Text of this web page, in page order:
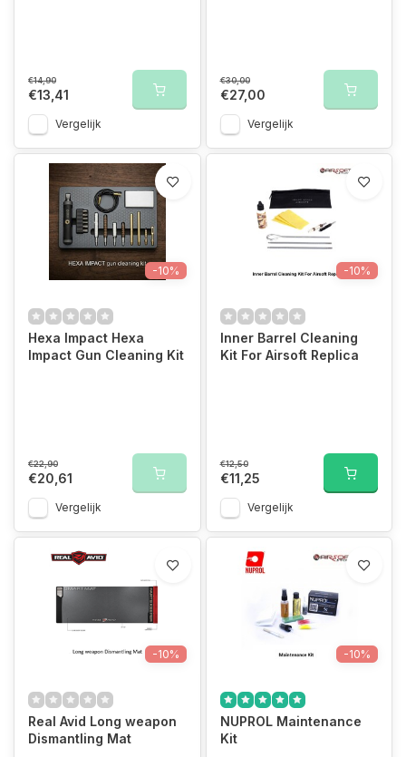
€14,90
€13,41
Vergelijk
€30,00
€27,00
Vergelijk
-10%
Hexa Impact Hexa
Impact Gun Cleaning Kit
€22,90
€20,61
Vergelijk
-10%
Inner Barrel Cleaning
Kit For Airsoft Replica
€12,50
€11,25
Vergelijk
-10%
Real Avid Long weapon
Dismantling Mat
-10%
NUPROL Maintenance
Kit